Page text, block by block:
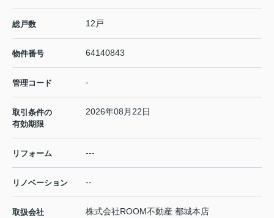
総戸数 12戸
物件番号 64140843
管理コード -
取引条件の
有効期限
2026年08月22日
リフォーム ---
リノベーション --
取扱会社
株式会社ROOM不動産 都城本店